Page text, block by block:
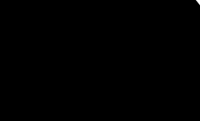
этапе приятно удивила,